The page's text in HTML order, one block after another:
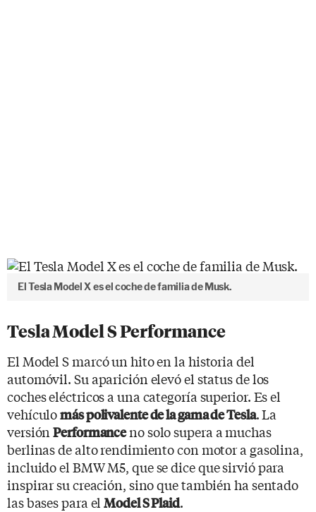
El Tesla Model X es el coche de familia de Musk.
Tesla Model S Performance
El Model S marcó un hito en la historia del
automóvil. Su aparición elevó el status de los
coches eléctricos a una categoría superior. Es el
vehículomás polivalente de la gama de Tesla. La
versiónPerformanceno solo supera a muchas
berlinas de alto rendimiento con motor a gasolina,
incluido el BMW M5, que se dice que sirvió para
inspirar su creación, sino que también ha sentado
las bases para elModel S Plaid.